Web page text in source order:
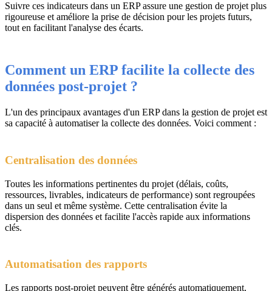
Suivre ces indicateurs dans un ERP assure une gestion de projet plus
rigoureuse et améliore la prise de décision pour les projets futurs,
tout en facilitant l'analyse des écarts.
Comment un ERP facilite la collecte des
données post-projet ?
L'un des principaux avantages d'un ERP dans la gestion de projet est
sa capacité à automatiser la collecte des données. Voici comment :
Centralisation des données
Toutes les informations pertinentes du projet (délais, coûts,
ressources, livrables, indicateurs de performance) sont regroupées
dans un seul et même système. Cette centralisation évite la
dispersion des données et facilite l'accès rapide aux informations
clés.
Automatisation des rapports
Les rapports post-projet peuvent être générés automatiquement,